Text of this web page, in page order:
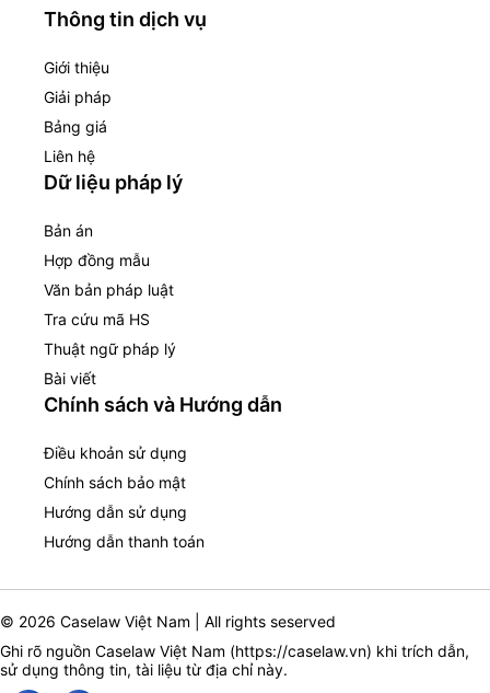
Thông tin dịch vụ
Giới thiệu
Giải pháp
Bảng giá
Liên hệ
Dữ liệu pháp lý
Bản án
Hợp đồng mẫu
Văn bản pháp luật
Tra cứu mã HS
Thuật ngữ pháp lý
Bài viết
Chính sách và Hướng dẫn
Điều khoản sử dụng
Chính sách bảo mật
Hướng dẫn sử dụng
Hướng dẫn thanh toán
© 2026 Caselaw Việt Nam | All rights seserved
Ghi rõ nguồn Caselaw Việt Nam (https://caselaw.vn) khi trích dẫn,
sử dụng thông tin, tài liệu từ địa chỉ này.